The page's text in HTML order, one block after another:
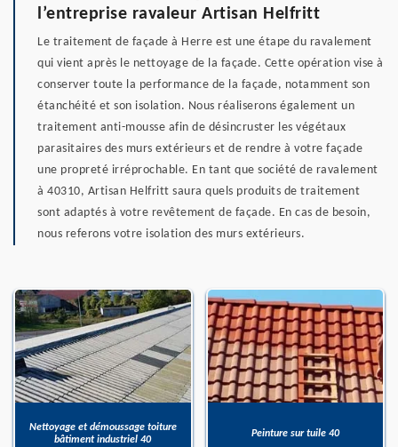
l’entreprise ravaleur Artisan Helfritt
Le traitement de façade à Herre est une étape du ravalement
qui vient après le nettoyage de la façade. Cette opération vise à
conserver toute la performance de la façade, notamment son
étanchéité et son isolation. Nous réaliserons également un
traitement anti-mousse afin de désincruster les végétaux
parasitaires des murs extérieurs et de rendre à votre façade
une propreté irréprochable. En tant que société de ravalement
à 40310, Artisan Helfritt saura quels produits de traitement
sont adaptés à votre revêtement de façade. En cas de besoin,
nous referons votre isolation des murs extérieurs.
Nettoyage et démoussage toiture
bâtiment industriel 40
Peinture sur tuile 40